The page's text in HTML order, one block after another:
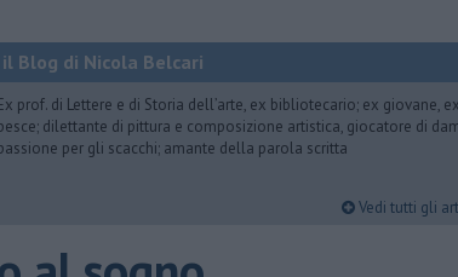
il Blog di Nicola Belcari
prof. di Lettere e di Storia dell’arte, ex bibliotecario; ex giovane,
dilettante di pittura e composizione artistica, giocatore di
per gli scacchi; amante della parola scritta
Vedi tutti gli